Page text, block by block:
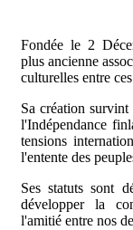
Fondée le 2
plus ancienne
culturelles entre
Sa création
l'Indépendance
tensions
l'entente des
Ses statuts sont
développer la
l'amitié entre nos